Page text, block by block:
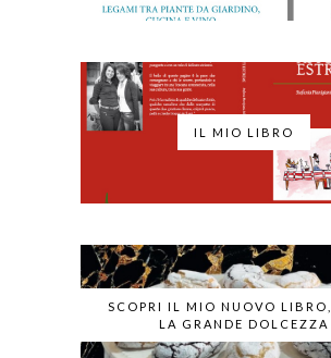
IL MIO LIBRO
SCOPRI IL MIO NUOVO
LA GRANDE DOLCEZZA